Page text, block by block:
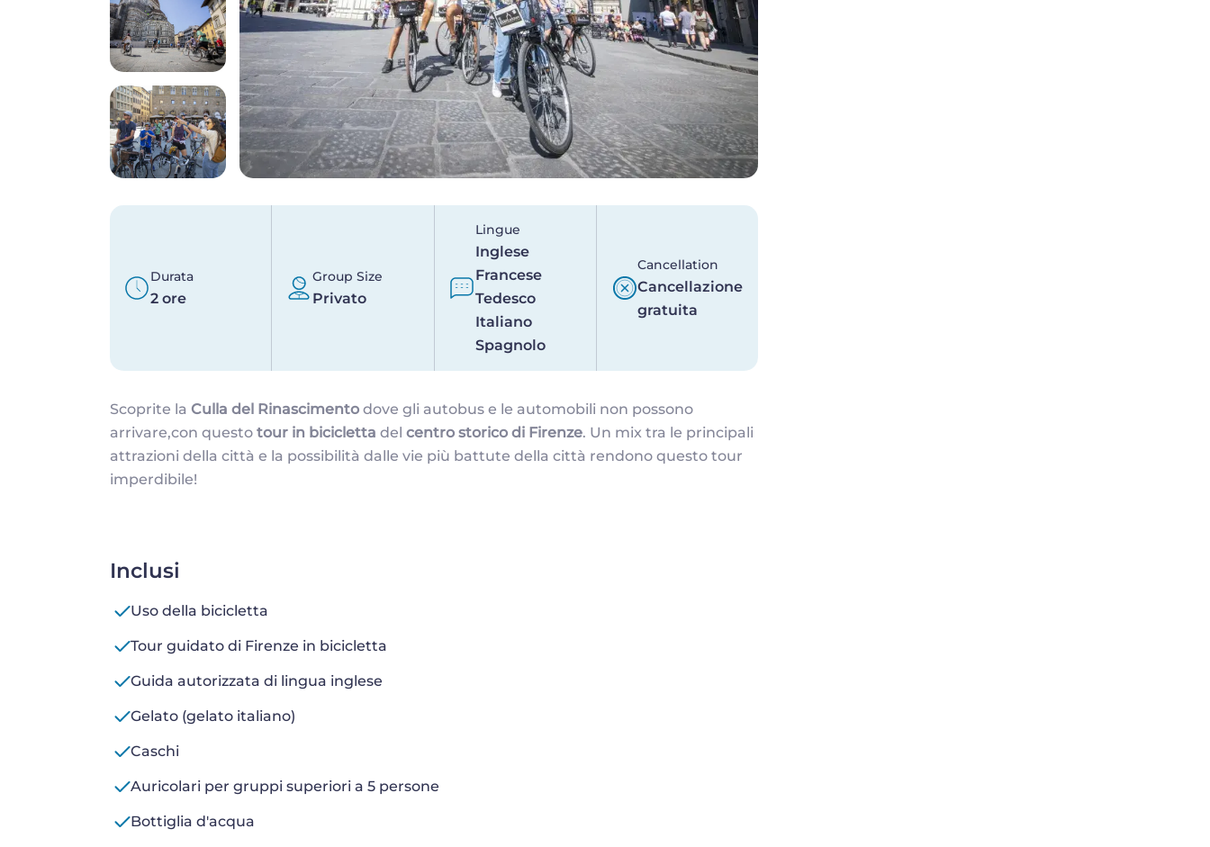
Durata
2 ore
Group Size
Privato
Lingue
Inglese
Francese
Tedesco
Italiano
Spagnolo
Cancellation
Cancellazione
gratuita
Scoprite la Culla del Rinascimento dove gli autobus e le automobili non possono
arrivare,con questo tour in bicicletta del centro storico di Firenze. Un mix tra le principali
attrazioni della città e la possibilità dalle vie più battute della città rendono questo tour
imperdibile!
Inclusi
Uso della bicicletta
Tour guidato di Firenze in bicicletta
Guida autorizzata di lingua inglese
Gelato (gelato italiano)
Caschi
Auricolari per gruppi superiori a 5 persone
Bottiglia d'acqua